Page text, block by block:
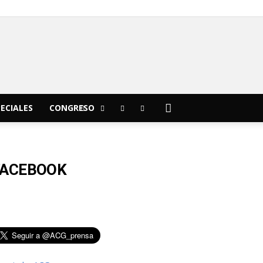
CONGRESO